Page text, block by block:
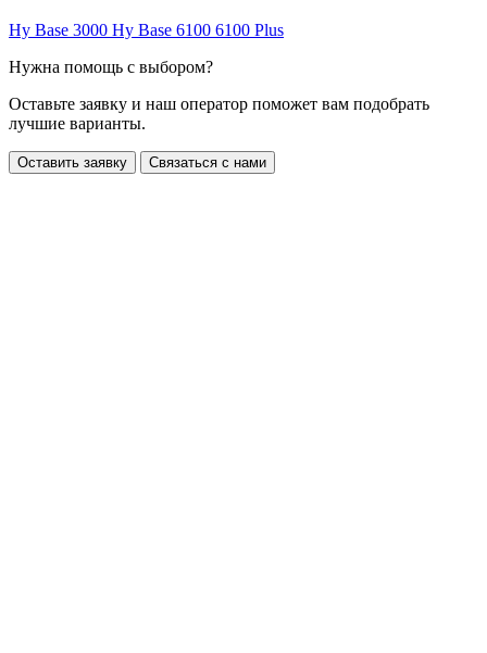
Hy Base 3000 Hy Base 6100 6100 Plus
Нужна помощь с выбором?
Оставьте заявку и наш оператор поможет вам подобрать
лучшие варианты.
Оставить заявку Связаться с нами